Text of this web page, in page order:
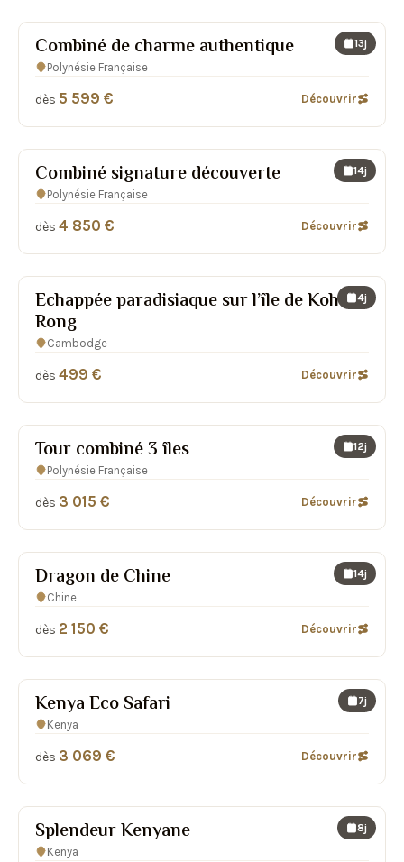
13j
Combiné de charme authentique
Polynésie Française
dès 5 599 € Découvrir
14j
Combiné signature découverte
Polynésie Française
dès 4 850 € Découvrir
4j
Echappée paradisiaque sur l’île de Koh
Rong
Cambodge
dès 499 € Découvrir
12j
Tour combiné 3 îles
Polynésie Française
dès 3 015 € Découvrir
14j
Dragon de Chine
Chine
dès 2 150 € Découvrir
7j
Kenya Eco Safari
Kenya
dès 3 069 € Découvrir
8j
Splendeur Kenyane
Kenya